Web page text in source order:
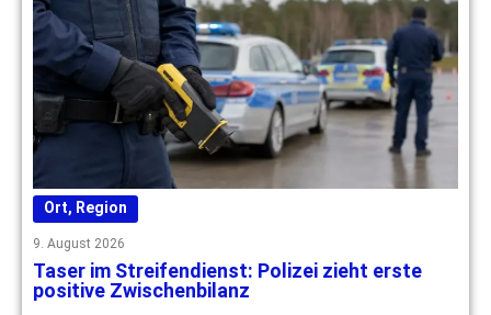
Ort, Region
9. August 2026
Taser im Streifendienst: Polizei zieht erste
positive Zwischenbilanz